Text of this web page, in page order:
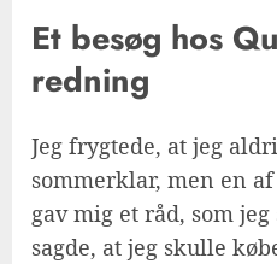
Et besøg hos
redning
Jeg frygtede, at jeg
sommerklar, men en
gav mig et råd, som
sagde, at jeg skulle